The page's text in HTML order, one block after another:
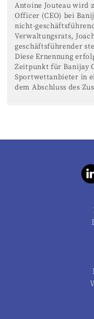
Antoine Jouteau wird
Officer (CEO) bei
nicht-
Verwaltungsrats,
geschäftsführender
Diese Ernennung
Zeitpunkt für Banijay
Sportwettanbieter in
dem Abschluss des